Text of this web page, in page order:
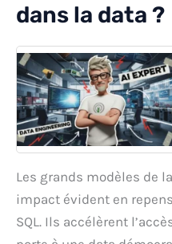
dans la data ?
Les grands modèles de
impact évident en
SQL. Ils accélèrent